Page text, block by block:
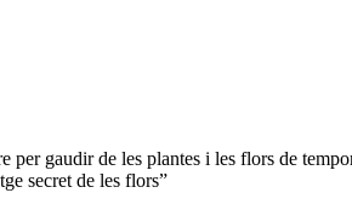
gaudir de les plantes i les flors de
secret de les flors”